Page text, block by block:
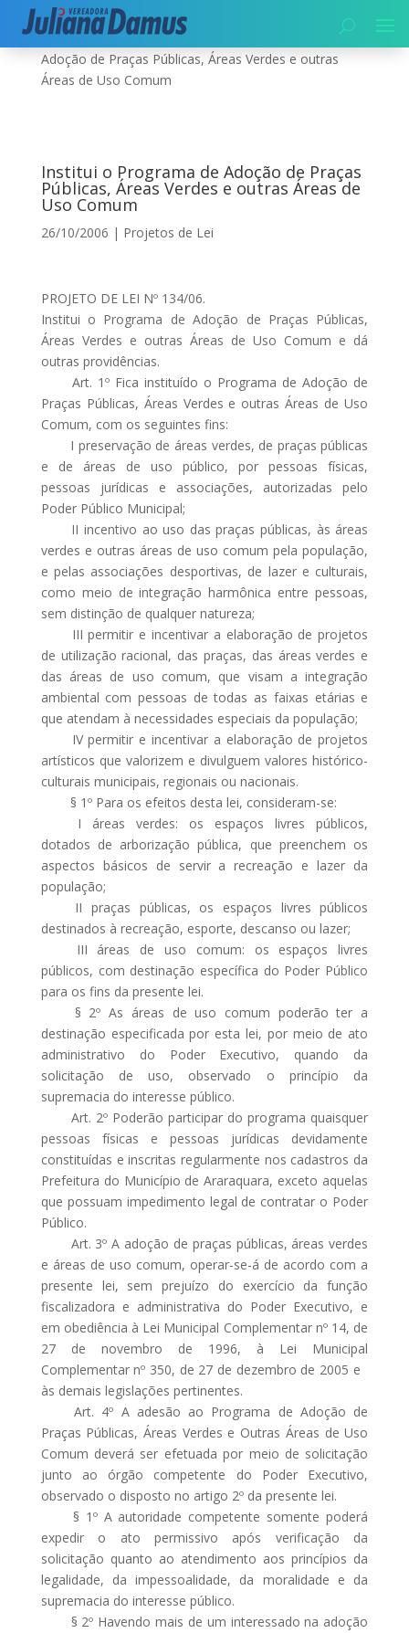
Início|Projetos de Lei|
Adoção de Praças Públicas, Áreas Verdes e outras
Áreas de Uso Comum
Institui o Programa de Adoção de Praças
Públicas, Áreas Verdes e outras Áreas de
Uso Comum
26/10/2006 | Projetos de Lei
PROJETO DE LEI Nº 134/06.
Institui o Programa de Adoção de Praças Públicas,
Áreas Verdes e outras Áreas de Uso Comum e dá
outras providências.
Art. 1º Fica instituído o Programa de Adoção de
Praças Públicas, Áreas Verdes e outras Áreas de Uso
Comum, com os seguintes fins:
I preservação de áreas verdes, de praças públicas
e de áreas de uso público, por pessoas físicas,
pessoas jurídicas e associações, autorizadas pelo
Poder Público Municipal;
II incentivo ao uso das praças públicas, às áreas
verdes e outras áreas de uso comum pela população,
e pelas associações desportivas, de lazer e culturais,
como meio de integração harmônica entre pessoas,
sem distinção de qualquer natureza;
III permitir e incentivar a elaboração de projetos
de utilização racional, das praças, das áreas verdes e
das áreas de uso comum, que visam a integração
ambiental com pessoas de todas as faixas etárias e
que atendam à necessidades especiais da população;
IV permitir e incentivar a elaboração de projetos
artísticos que valorizem e divulguem valores histórico-
culturais municipais, regionais ou nacionais.
§ 1º Para os efeitos desta lei, consideram-se:
I áreas verdes: os espaços livres públicos,
dotados de arborização pública, que preenchem os
aspectos básicos de servir a recreação e lazer da
população;
II praças públicas, os espaços livres públicos
destinados à recreação, esporte, descanso ou lazer;
III áreas de uso comum: os espaços livres
públicos, com destinação específica do Poder Público
para os fins da presente lei.
§ 2º As áreas de uso comum poderão ter a
destinação especificada por esta lei, por meio de ato
administrativo do Poder Executivo, quando da
solicitação de uso, observado o princípio da
supremacia do interesse público.
Art. 2º Poderão participar do programa quaisquer
pessoas físicas e pessoas jurídicas devidamente
constituídas e inscritas regularmente nos cadastros da
Prefeitura do Município de Araraquara, exceto aquelas
que possuam impedimento legal de contratar o Poder
Público.
Art. 3º A adoção de praças públicas, áreas verdes
e áreas de uso comum, operar-se-á de acordo com a
presente lei, sem prejuízo do exercício da função
fiscalizadora e administrativa do Poder Executivo, e
em obediência à Lei Municipal Complementar nº 14, de
27 de novembro de 1996, à Lei Municipal
Complementar nº 350, de 27 de dezembro de 2005 e
às demais legislações pertinentes.
Art. 4º A adesão ao Programa de Adoção de
Praças Públicas, Áreas Verdes e Outras Áreas de Uso
Comum deverá ser efetuada por meio de solicitação
junto ao órgão competente do Poder Executivo,
observado o disposto no artigo 2º da presente lei.
§ 1º A autoridade competente somente poderá
expedir o ato permissivo após verificação da
solicitação quanto ao atendimento aos princípios da
legalidade, da impessoalidade, da moralidade e da
supremacia do interesse público.
§ 2º Havendo mais de um interessado na adoção